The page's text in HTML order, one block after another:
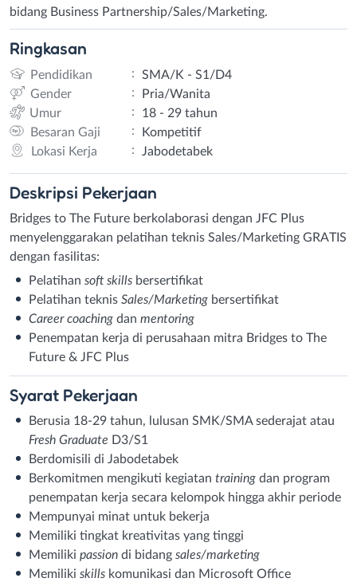
bidang Business Partnership/Sales/Marketing.
Ringkasan
Pendidikan :
SMA/K - S1/D4
Gender
:
Pria/Wanita
Umur
:
18 - 29 tahun
Besaran Gaji
:
Kompetitif
Lokasi Kerja
: Jabodetabek
Deskripsi Pekerjaan
Bridges to The Future berkolaborasi dengan JFC Plus
menyelenggarakan pelatihan teknis Sales/Marketing GRATIS
dengan fasilitas:
Pelatihan soft skills bersertifikat
Pelatihan teknis Sales/Marketing bersertifikat
Career coaching dan mentoring
Penempatan kerja di perusahaan mitra Bridges to The
Future & JFC Plus
Syarat Pekerjaan
Berusia 18-29 tahun, lulusan SMK/SMA sederajat atau
Fresh Graduate D3/S1
Berdomisili di Jabodetabek
Berkomitmen mengikuti kegiatan training dan program
penempatan kerja secara kelompok hingga akhir periode
Mempunyai minat untuk bekerja
Memiliki tingkat kreativitas yang tinggi
Memiliki passion di bidang sales/marketing
Memiliki skills komunikasi dan Microsoft Office